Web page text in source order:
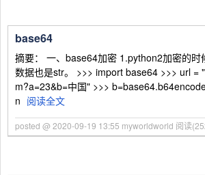
base64
摘要： 一、base64加密 1.python2加密的时
数据也是str。 >>> import base64 >>> url =
m?a=23&b=中国" >>>
n 阅读全文
posted @ 2020-09-19 13:55 myworldworld 阅读